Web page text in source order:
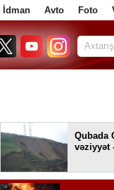
İdman Avto Foto
Qubada
vəziyyət